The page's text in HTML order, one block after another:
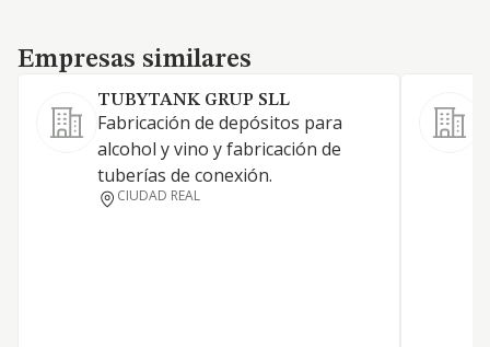
Empresas similares
Empresas similares
TUBYTANK GRUP SLL
Fabricación de depósitos para
alcohol y vino y fabricación de
tuberías de conexión.
CIUDAD REAL